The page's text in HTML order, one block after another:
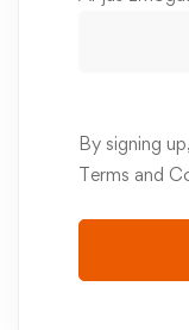
By signing
Terms and